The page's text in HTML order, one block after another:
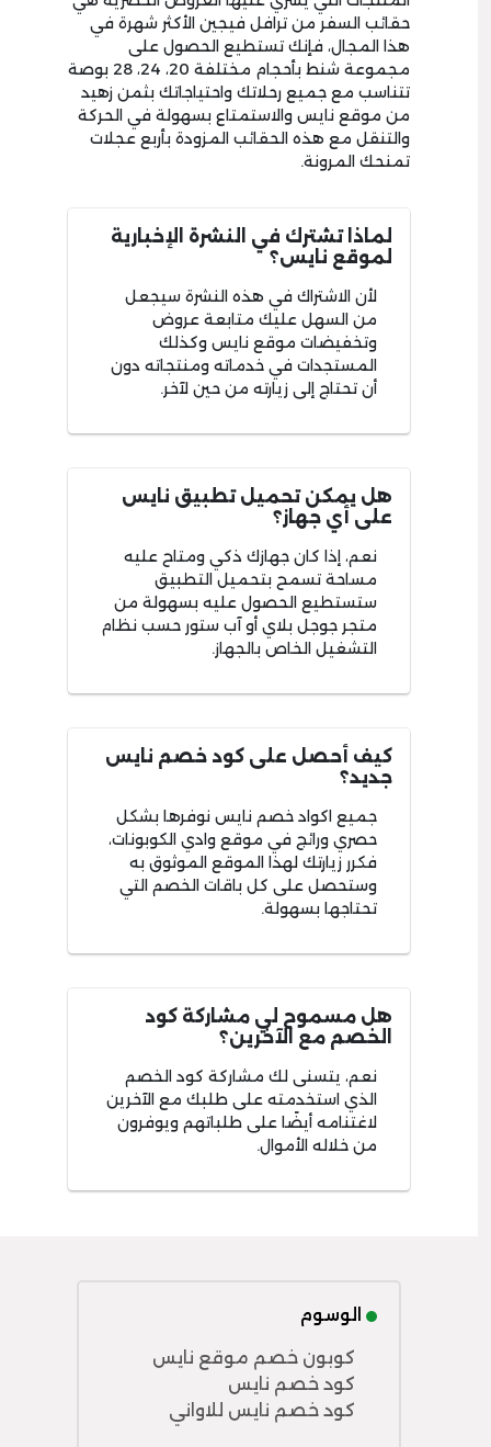
حقائب السفر من ترافل فيجين الأكثر شهرة في
هذا المجال، فإنك تستطيع الحصول على
مجموعة شنط بأحجام مختلفة 20، 24، 28 بوصة
تتناسب مع جميع رحلاتك واحتياجاتك بثمن زهيد
من موقع نايس والاستمتاع بسهولة في الحركة
والتنقل مع هذه الحقائب المزودة بأربع عجلات
تمنحك المرونة.
لماذا تشترك في النشرة الإخبارية
لموقع نايس؟
لأن الاشتراك في هذه النشرة سيجعل
من السهل عليك متابعة عروض
وتخفيضات موقع نايس وكذلك
المستجدات في خدماته ومنتجاته دون
أن تحتاج إلى زيارته من حين لآخر.
هل يمكن تحميل تطبيق نايس
على أي جهاز؟
نعم، إذا كان جهازك ذكي ومتاح عليه
مساحة تسمح بتحميل التطبيق
ستستطيع الحصول عليه بسهولة من
متجر جوجل بلاي أو آب ستور حسب نظام
التشغيل الخاص بالجهاز.
كيف أحصل على كود خصم نايس
جديد؟
جميع اكواد خصم نايس نوفرها بشكل
حصري ورائج في موقع وادي الكوبونات،
فكرر زيارتك لهذا الموقع الموثوق به
وستحصل على كل باقات الخصم التي
تحتاجها بسهولة.
هل مسموح لي مشاركة كود
الخصم مع الآخرين؟
نعم، يتسنى لك مشاركة كود الخصم
الذي استخدمته على طلبك مع الآخرين
لاغتنامه أيضًا على طلباتهم ويوفرون
من خلاله الأموال.
الوسوم
كوبون خصم موقع نايس
كود خصم نايس
كود خصم نايس للاواني